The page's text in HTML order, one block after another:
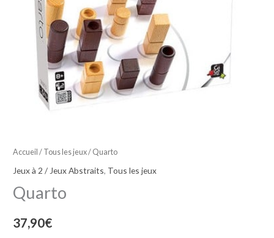
Accueil / Tous les jeux/ Quarto
Jeux à 2 / Jeux Abstraits, Tous les jeux
Quarto
37,90€